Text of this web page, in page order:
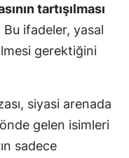
tartışılması
ifadeler, yasal
gerektiğini
siyasi arenada
gelen isimleri
sadece